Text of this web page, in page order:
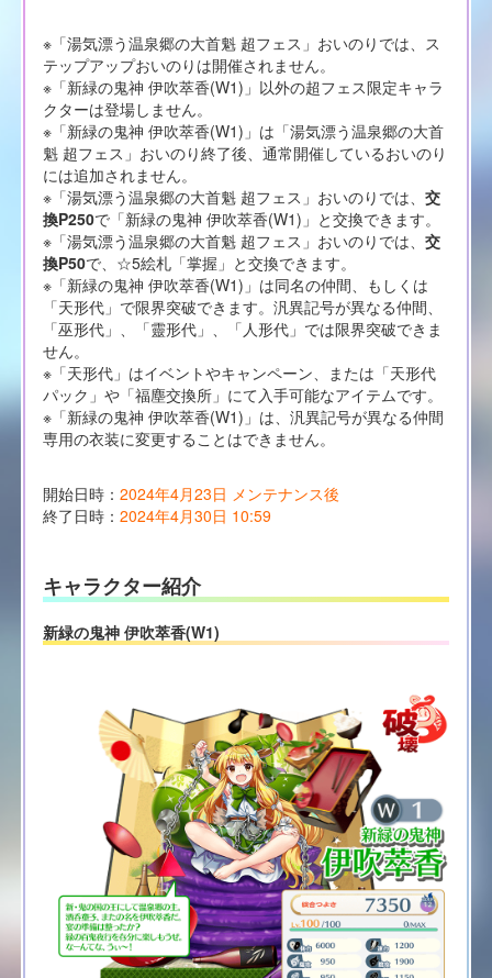
※「湯気漂う温泉郷の大首魁 超フェス」おいのりでは、ス
テップアップおいのりは開催されません。
※「新緑の鬼神 伊吹萃香(W1)」以外の超フェス限定キャラ
クターは登場しません。
※「新緑の鬼神 伊吹萃香(W1)」は「湯気漂う温泉郷の大首
魁 超フェス」おいのり終了後、通常開催しているおいのり
には追加されません。
※「湯気漂う温泉郷の大首魁 超フェス」おいのりでは、 交
換P250で「新緑の鬼神 伊吹萃香(W1)」と交換できます。
※「湯気漂う温泉郷の大首魁 超フェス」おいのりでは、 交
換P50で、☆5絵札「掌握」と交換できます。
※「新緑の鬼神 伊吹萃香(W1)」は同名の仲間、もしくは
「天形代」で限界突破できます。汎異記号が異なる仲間、
「巫形代」、「靈形代」、「人形代」では限界突破できま
せん。
※「天形代」はイベントやキャンペーン、または「天形代
パック」や「福塵交換所」にて入手可能なアイテムです。
※「新緑の鬼神 伊吹萃香(W1)」は、汎異記号が異なる仲間
専用の衣装に変更することはできません。
開始日時： 2024年4月23日 メンテナンス後
終了日時： 2024年4月30日 10:59
キャラクター紹介
新緑の鬼神 伊吹萃香(W1)